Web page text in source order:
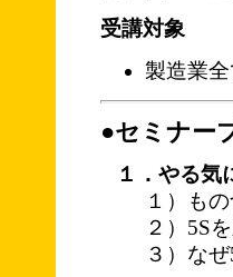
受講対象
製造業
●セミナー
１．やる気
１）も
２）5S
３）な